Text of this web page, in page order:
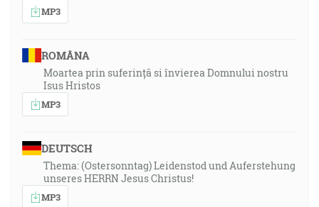
MP3
ROMÂNA
Moartea prin suferință si învierea Domnului nostru
Isus Hristos
MP3
DEUTSCH
Thema: (Ostersonntag) Leidenstod und Auferstehung
unseres HERRN Jesus Christus!
MP3